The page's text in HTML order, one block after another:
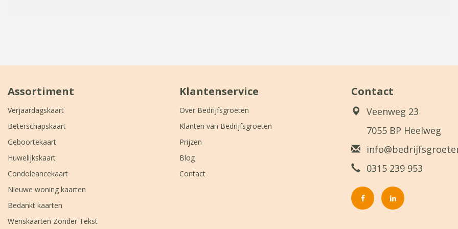
Assortiment
Verjaardagskaart
Beterschapskaart
Geboortekaart
Huwelijkskaart
Condoleancekaart
Nieuwe woning kaarten
Bedankt kaarten
Wenskaarten Zonder Tekst
Klantenservice
Over Bedrijfsgroeten
Klanten van Bedrijfsgroeten
Prijzen
Blog
Contact
Contact
Veenweg 23
7055 BP Heelweg
0315 239 953